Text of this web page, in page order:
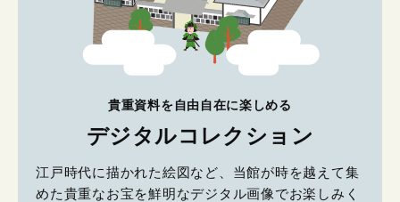
貴重資料を自由自在に楽しめる
デジタルコレクション
江戸時代に描かれた絵図など、当館が時を越えて集
めた貴重なお宝を鮮明なデジタル画像でお楽しみく